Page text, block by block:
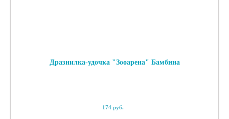
Дразнилка-удочка "Зооарена" Бамбина
174 руб.